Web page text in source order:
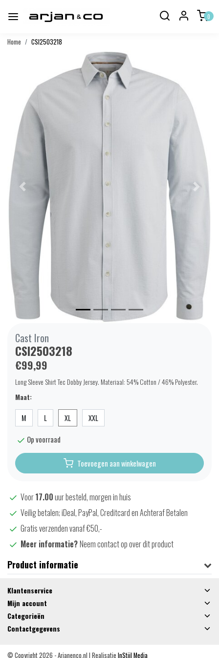
0
Home CSI2503218
Vorige
Cast Iron
CSI2503218
€99,99
Long Sleeve Shirt Tec Dobby Jersey. Materiaal: 54% Cotton / 46% Polyester.
Maat:
M L XL XXL
Op voorraad
Toevoegen aan winkelwagen
Voor17.00uur besteld, morgen in huis
Veilig betalen; iDeal, PayPal, Creditcard en Achteraf Betalen
Gratis verzenden vanaf €50,-
Meer informatie?Neem contact op over dit product
Product informatie
Klantenservice
Mijn account
Categorieën
Contactgegevens
© Copyright 2026 - Arjanenco.nl | Realisatie InStijl Media